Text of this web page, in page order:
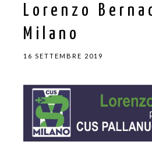
Lorenzo
Milano
16 SETTEMBRE 2019